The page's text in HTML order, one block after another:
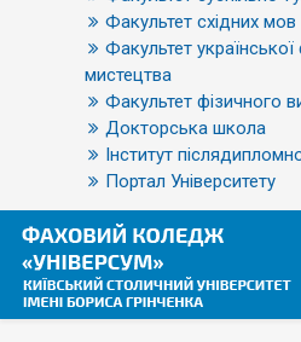
Факультет східних мов
Факультет української
мистецтва
Факультет фізичного
Докторська школа
Інститут
Портал Університету